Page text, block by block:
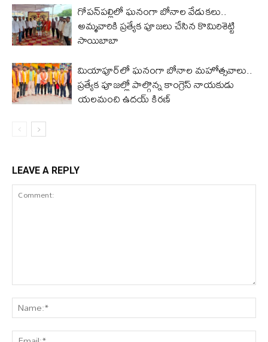
గోపన్‌పల్లిలో ఘనంగా బోనాల వేడుకలు..
అమ్మవారికి ప్రత్యేక పూజలు చేసిన కొమిరిశెట్టి
సాయిబాబా
మియాపూర్‌లో ఘనంగా బోనాల మహోత్సవాలు..
ప్రత్యేక పూజల్లో పాల్గొన్న కాంగ్రెస్ నాయకుడు
యలమంచి ఉదయ్ కిరణ్
LEAVE A REPLY